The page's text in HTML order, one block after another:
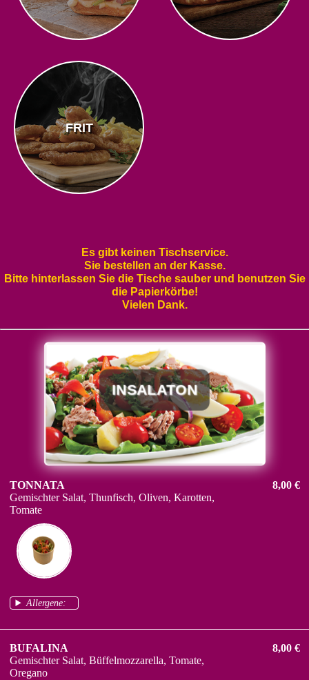
FRIT
Es gibt keinen Tischservice.
Sie bestellen an der Kasse.
Bitte hinterlassen Sie die Tische sauber und benutzen Sie
die Papierkörbe!
Vielen Dank.
INSALATON
TONNATA
Gemischter Salat, Thunfisch, Oliven, Karotten,
Tomate
Allergene:
8,00 €
BUFALINA
Gemischter Salat, Büffelmozzarella, Tomate,
Oregano
8,00 €